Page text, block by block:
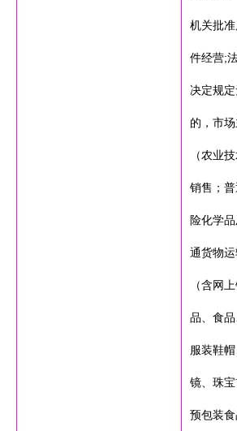
机关批
件经营;
决定规定
的，市场
（农业
销售；
险化学
通货物
（含网
品、食品
服装鞋
镜、珠宝
预包装